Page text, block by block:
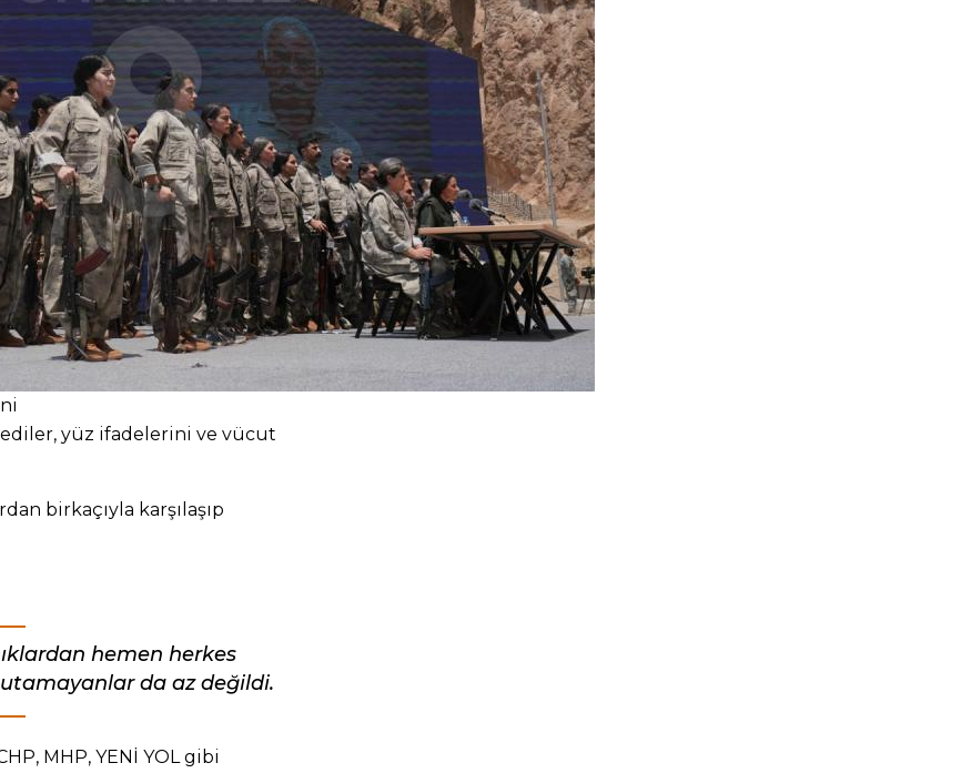
yüz ifadelerini ve vücut
birkaçıyla karşılaşıp
hemen herkes
da az değildi.
MHP, YENİ YOL gibi